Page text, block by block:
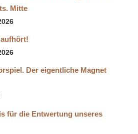
Mitte
Der eigentliche Magnet
für die Entwertung unseres